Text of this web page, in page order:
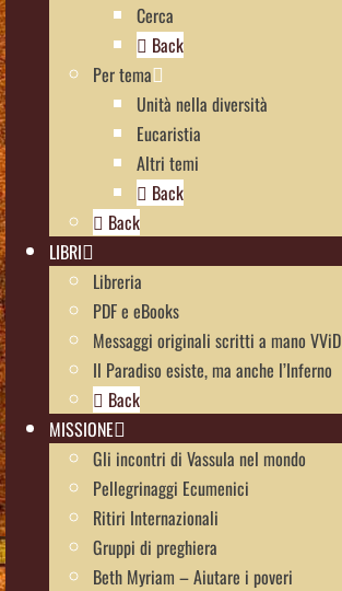
Cerca
Back
Per tema
Unità nella diversità
Eucaristia
Altri temi
Back
Back
LIBRI
Libreria
PDF e eBooks
Messaggi originali scritti a mano VViD
Il Paradiso esiste, ma anche l’Inferno
Back
MISSIONE
Gli incontri di Vassula nel mondo
Pellegrinaggi Ecumenici
Ritiri Internazionali
Gruppi di preghiera
Beth Myriam – Aiutare i poveri